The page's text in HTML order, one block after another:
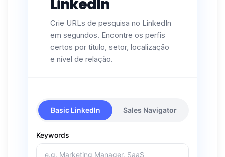
LinkedIn
Crie URLs de pesquisa no LinkedIn
em segundos. Encontre os perfis
certos por título, setor, localização
e nível de relação.